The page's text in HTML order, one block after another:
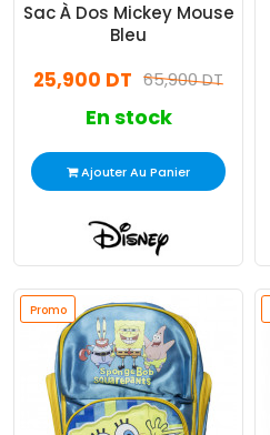
Sac À Dos Mickey Mouse
Bleu
65,900 DT
25,900 DT
En stock
Ajouter Au Panier
Promo